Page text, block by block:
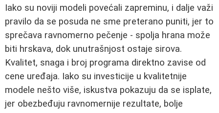
Iako su noviji modeli povećali zapreminu, i dalje važi
pravilo da se posuda ne sme preterano puniti, jer to
sprečava ravnomerno pečenje - spolja hrana može
biti hrskava, dok unutrašnjost ostaje sirova.
Kvalitet, snaga i broj programa direktno zavise od
cene uređaja. Iako su investicije u kvalitetnije
modele nešto više, iskustva pokazuju da se isplate,
jer obezbeđuju ravnomernije rezultate, bolje